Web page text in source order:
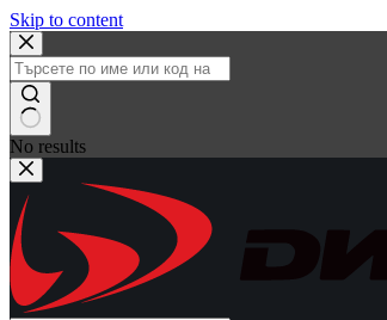
Skip to content
No results